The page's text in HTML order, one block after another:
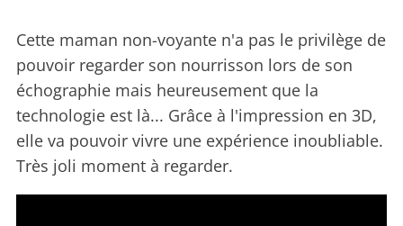
Cette maman non-voyante n'a pas le privilège de
pouvoir regarder son nourrisson lors de son
échographie mais heureusement que la
technologie est là... Grâce à l'impression en 3D,
elle va pouvoir vivre une expérience inoubliable.
Très joli moment à regarder.